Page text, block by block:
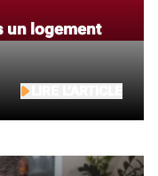
FILTRER
un logement